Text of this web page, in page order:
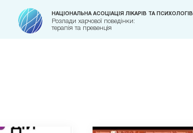
НАЦІОНАЛЬНА АСОЦІАЦІЯ ЛІКАРІВ ТА ПСИХОЛОГІВ
Розлади харчової поведінки:
терапія та превенція